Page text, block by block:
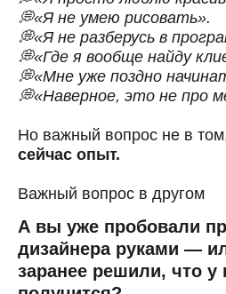
💭«Я не умею рисовать».
💭«Я не разберусь в
💭«Где я вообще найду
💭«Мне уже поздно
💭«Наверное, это не про
Но важный вопрос не в
сейчас опыт.
Важный вопрос в другом
А вы уже пробовали
дизайнера руками —
заранее решили, что у